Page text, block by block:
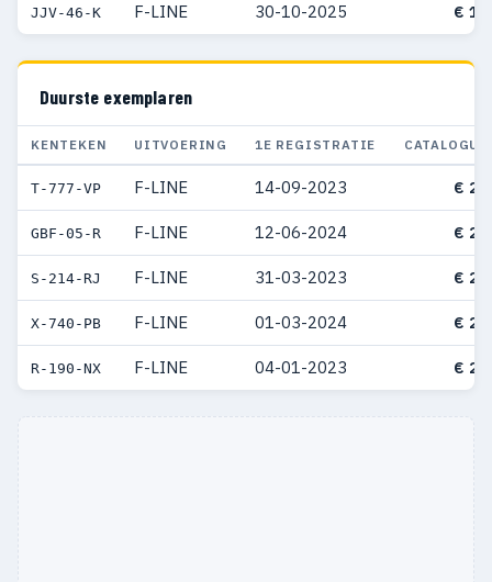
JJV-46-K F-LINE 30-10-2025 €
Duurste exemplaren
KENTEKEN UITVOERING 1E REGISTRATIE
T-777-VP F-LINE 14-09-2023 €
GBF-05-R F-LINE 12-06-2024 €
S-214-RJ F-LINE 31-03-2023 €
X-740-PB F-LINE 01-03-2024 €
R-190-NX F-LINE 04-01-2023 €